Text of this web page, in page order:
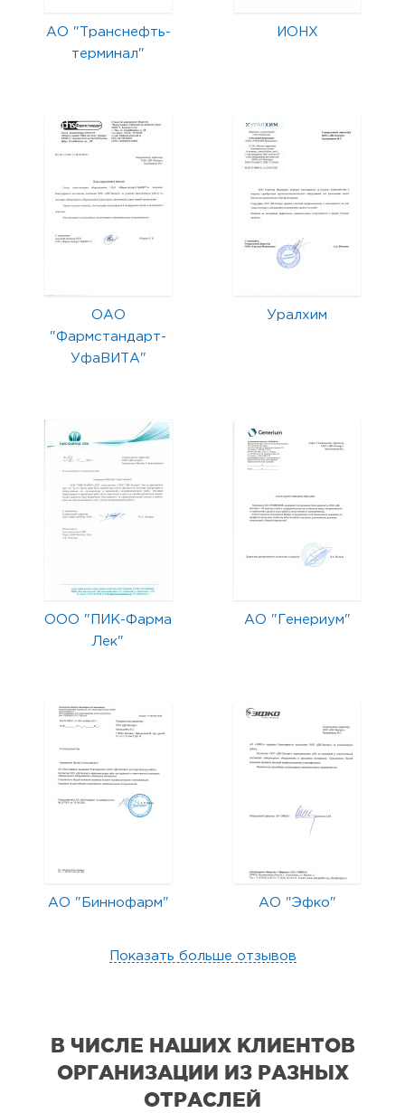
АО "Транснефть-
терминал"
ИОНХ
ОАО
"Фармстандарт-
УфаВИТА"
Уралхим
ООО "ПИК-Фарма
Лек"
АО "Генериум"
АО "Биннофарм" АО "Эфко"
Показать больше отзывов
В ЧИСЛЕ НАШИХ КЛИЕНТОВ
ОРГАНИЗАЦИИ ИЗ РАЗНЫХ
ОТРАСЛЕЙ